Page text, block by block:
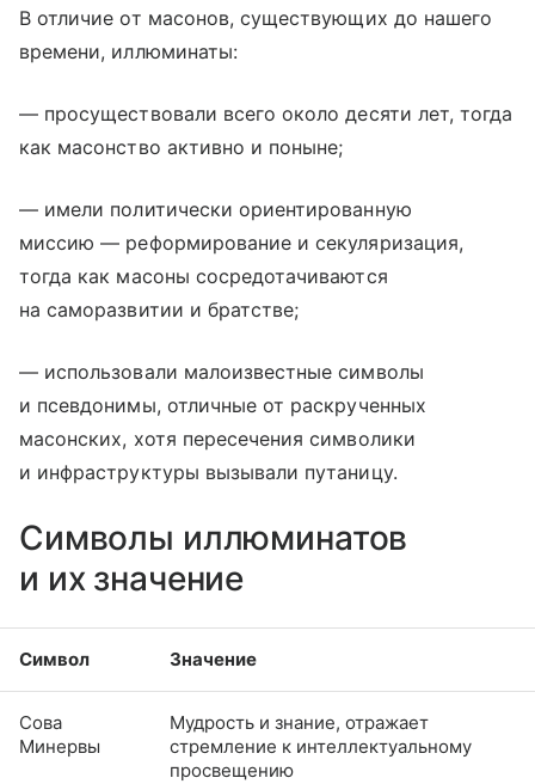
В отличие от масонов, существующих до нашего
времени, иллюминаты:
— просуществовали всего около десяти лет, тогда
как масонство активно и поныне;
— имели политически ориентированную
миссию — реформирование и секуляризация,
тогда как масоны сосредотачиваются
на саморазвитии и братстве;
— использовали малоизвестные символы
и псевдонимы, отличные от раскрученных
масонских, хотя пересечения символики
и инфраструктуры вызывали путаницу.
Символы иллюминатов
и их значение
Символ Значение
Сова
Минервы
Мудрость и знание, отражает
стремление к интеллектуальному
просвещению